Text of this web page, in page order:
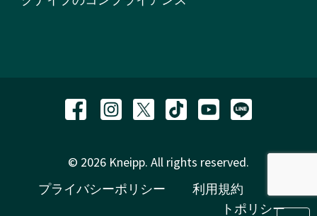
© 2026 Kneipp. All rights reserved.
プライバシーポリシー
利用規約
トポリシー